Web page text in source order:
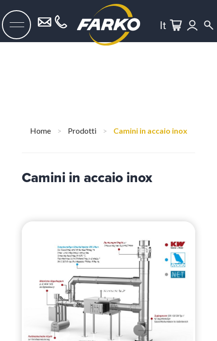
It
Home > Prodotti > Camini in accaio inox
Camini in accaio inox